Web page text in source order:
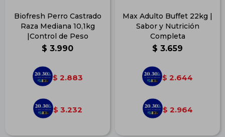
Biofresh Perro Castrado
Raza Mediana 10,1kg
|Control de Peso
$ 3.990
$ 2.883
$ 3.232
Max Adulto Buffet 22kg |
Sabor y Nutrición
Completa
$ 3.659
$ 2.644
$ 2.964